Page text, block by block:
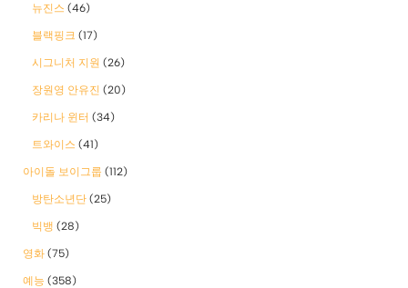
뉴진스 (46)
블랙핑크 (17)
시그니처 지원 (26)
장원영 안유진 (20)
카리나 윈터 (34)
트와이스 (41)
아이돌 보이그룹 (112)
방탄소년단 (25)
빅뱅 (28)
영화 (75)
예능 (358)